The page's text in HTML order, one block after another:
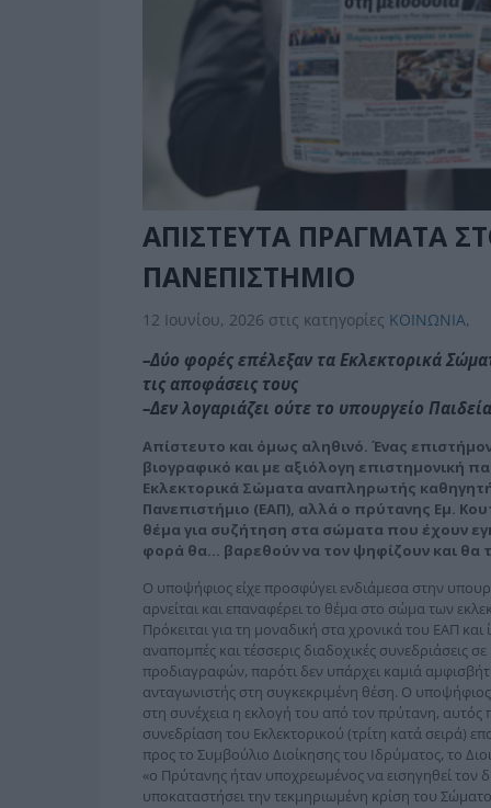
ΑΠΙΣΤΕΥΤΑ ΠΡΑΓΜΑΤΑ
ΠΑΝΕΠΙΣΤΗΜΙΟ
12 Ιουνίου, 2026 στις κατηγορίες ΚΟΙΝΩΝΙΑ,
–Δύο φορές επέλεξαν τα Εκλεκτορικά
τις αποφάσεις τους
–Δεν λογαριάζει ούτε το υπουργείο
Απίστευτο και όμως αληθινό. Ένας
βιογραφικό και με αξιόλογη επιστημονική
Εκλεκτορικά Σώματα αναπληρωτής
Πανεπιστήμιο (ΕΑΠ), αλλά ο πρύτανης Εμ.
θέμα για συζήτηση στα σώματα που έχουν
φορά θα… βαρεθούν να τον ψηφίζουν και θα
Ο υποψήφιος είχε προσφύγει ενδιάμεσα στην
αρνείται και επαναφέρει το θέμα στο σώμα των
Πρόκειται για τη μοναδική στα χρονικά του ΕΑΠ
αναπομπές και τέσσερις διαδοχικές συνεδριάσεις
προδιαγραφών, παρότι δεν υπάρχει καμιά
ανταγωνιστής στη συ­γκεκριμένη θέση. Ο
στη συνέχεια η εκλογή του από τον πρύτανη, αυτός
συνεδρίαση του Εκλεκτορικού (τρίτη κατά σειρά)
προς το Συμβούλιο Διοίκησης του Ιδρύματος, το
«ο Πρύτανης ήταν υποχρεωμένος να εισηγηθεί τον
υποκαταστήσει την τεκμηριωμένη κρίση του